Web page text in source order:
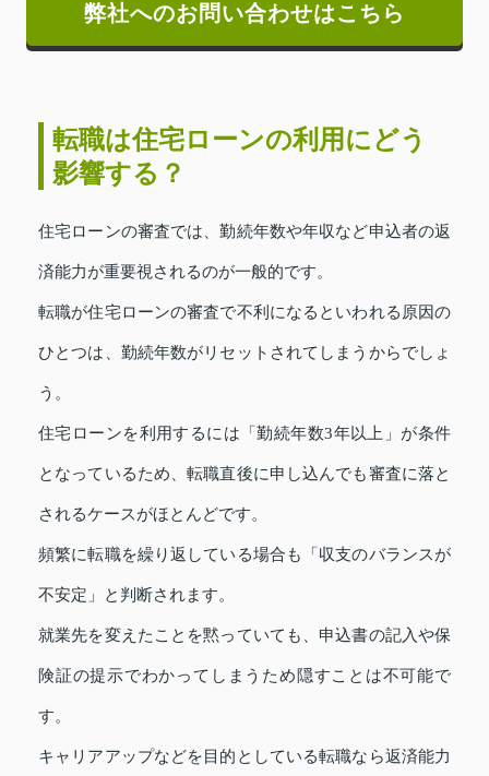
弊社へのお問い合わせはこちら
転職は住宅ローンの利用にどう
影響する？
住宅ローンの審査では、勤続年数や年収など申込者の返
済能力が重要視されるのが一般的です。
転職が住宅ローンの審査で不利になるといわれる原因の
ひとつは、勤続年数がリセットされてしまうからでしょ
う。
住宅ローンを利用するには「勤続年数3年以上」が条件
となっているため、転職直後に申し込んでも審査に落と
されるケースがほとんどです。
頻繁に転職を繰り返している場合も「収支のバランスが
不安定」と判断されます。
就業先を変えたことを黙っていても、申込書の記入や保
険証の提示でわかってしまうため隠すことは不可能で
す。
キャリアアップなどを目的としている転職なら返済能力